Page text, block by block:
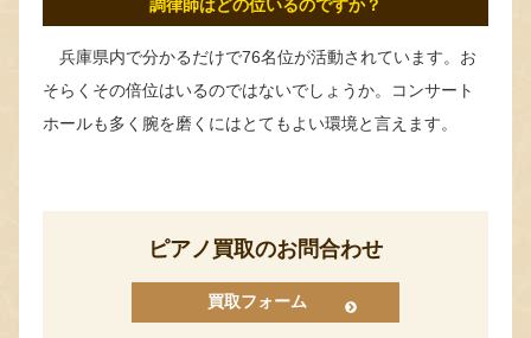
調律師はどの位いるのですか？
兵庫県内で分かるだけで76名位が活動されています。お
そらくその倍位はいるのではないでしょうか。コンサート
ホールも多く腕を磨くにはとてもよい環境と言えます。
ピアノ買取のお問合わせ
買取フォーム